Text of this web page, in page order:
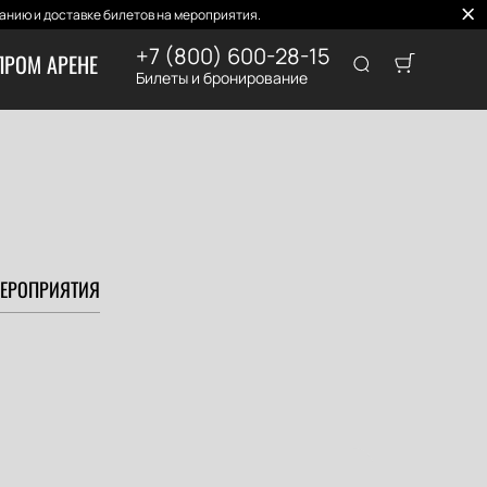
и доставке билетов на мероприятия.
АРЕНЕ +7 (800) 600-28-15
Билеты и бронирование